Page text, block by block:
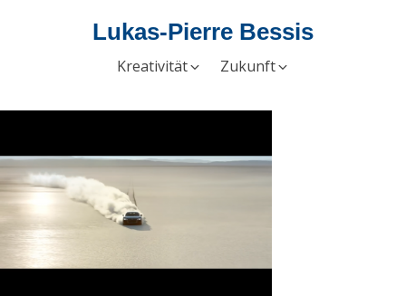
Lukas-Pierre Bessis
Kreativität Zukunft